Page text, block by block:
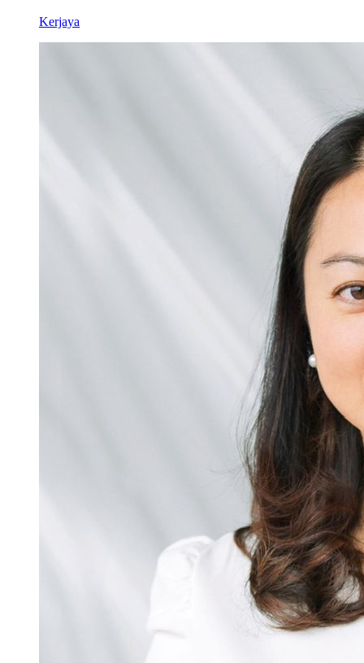
Kerjaya